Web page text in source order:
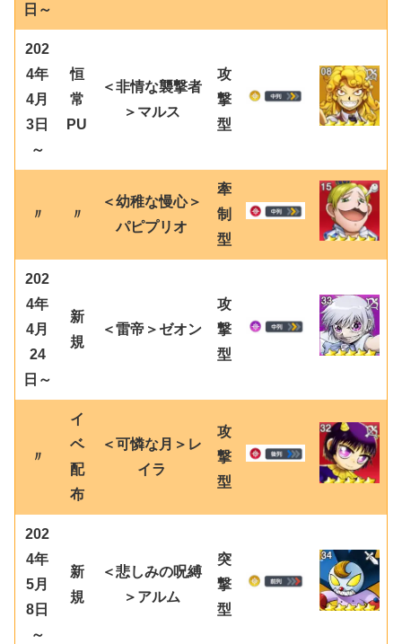
日～
202
4年
4月
3日
～
恒
常
PU
＜非情な襲撃者
＞マルス
攻
撃
型
〃 〃
＜幼稚な慢心＞
パピプリオ
牽
制
型
202
4年
4月
24
日～
新
規
＜雷帝＞ゼオン
攻
撃
型
〃
イ
ベ
配
布
＜可憐な月＞レ
イラ
攻
撃
型
202
4年
5月
8日
～
新
規
＜悲しみの呪縛
＞アルム
突
撃
型